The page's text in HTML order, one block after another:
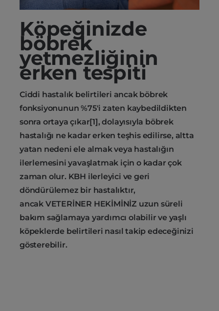
Köpeğinizde
böbrek
yetmezliğinin
erken tespiti
Ciddi hastalık belirtileri ancak böbrek
fonksiyonunun %75'i zaten kaybedildikten
sonra ortaya çıkar[1], dolayısıyla böbrek
hastalığı ne kadar erken teşhis edilirse, altta
yatan nedeni ele almak veya hastalığın
ilerlemesini yavaşlatmak için o kadar çok
zaman olur. KBH ilerleyici ve geri
döndürülemez bir hastalıktır,
ancak VETERİNER HEKİMİNİZ uzun süreli
bakım sağlamaya yardımcı olabilir ve yaşlı
köpeklerde belirtileri nasıl takip edeceğinizi
gösterebilir.